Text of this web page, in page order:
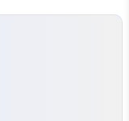
건강